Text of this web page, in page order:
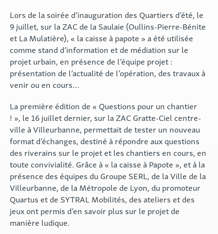
Lors de la soirée d’inauguration des Quartiers d’été, le
9 juillet, sur laZAC de la Saulaie (Oullins-Pierre-Bénite
et La Mulatière), « la caisse à papote » a été utilisée
comme stand d’information et de médiation sur le
projet urbain, en présence de l’équipe projet :
présentation de l’actualité de l’opération, des travaux à
venir ou en cours…
La première édition de « Questions pour un chantier
! », le 16 juillet dernier, sur laZAC Gratte-Ciel centre-
ville à Villeurbanne, permettait de tester un nouveau
format d’échanges, destiné à répondre aux questions
des riverains sur le projet et les chantiers en cours, en
toute convivialité. Grâce à « la caisse à Papote », et à la
présence des équipes du Groupe SERL, de la Ville de la
Villeurbanne, de la Métropole de Lyon, du promoteur
Quartus et de SYTRAL Mobilités, des ateliers et des
jeux ont permis d’en savoir plus sur le projet de
manière ludique.